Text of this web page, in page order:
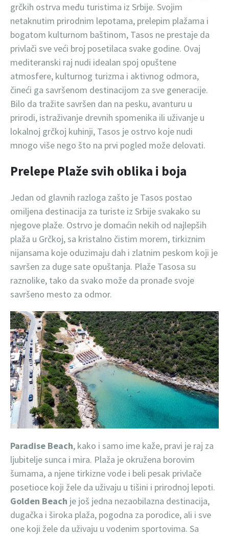
grčkih ostrva među turistima iz Srbije. Svojim
netaknutim prirodnim lepotama, prelepim plažama i
bogatom kulturnom baštinom, Tasos ne prestaje da
privlači sve veći broj posetilaca svake godine. Ovaj
mediteranski raj nudi idealan spoj opuštene
atmosfere, kulturnog turizma i aktivnog odmora,
čineći ga savršenom destinacijom za sve generacije.
Bilo da tražite savršen dan na pesku, avanturu u
prirodi, istraživanje drevnih spomenika ili uživanje u
lokalnoj grčkoj kuhinji, Tasos je ostrvo koje nudi
mnogo više nego što na prvi pogled može delovati.
Prelepe Plaže svih oblika i boja
Jedan od glavnih razloga zašto je Tasos postao
omiljena destinacija za turiste iz Srbije svakako su
njegove plaže. Ostrvo je domaćin nekih od najlepših
plaža u Grčkoj, sa kristalno čistim morem, tirkiznim
nijansama koje oduzimaju dah i zlatnim peskom koji je
savršen za duge sate opuštanja. Plaže Tasosa su
raznolike, tako da svako može da pronađe svoje
savršeno mesto za odmor.
Paradise Beach, kako i samo ime kaže, pravi je raj za
ljubitelje sunca i mira. Plaža je okružena borovim
šumama, a njene tirkizne vode i beli pesak privlače
posetioce koji žele da uživaju u tišini i prirodnoj lepoti.
Golden Beach je još jedna nezaobilazna destinacija,
dugačka i široka plaža, pogodna za porodice, ali i sve
one koji žele da uživaju u vodenim sportovima. Sa